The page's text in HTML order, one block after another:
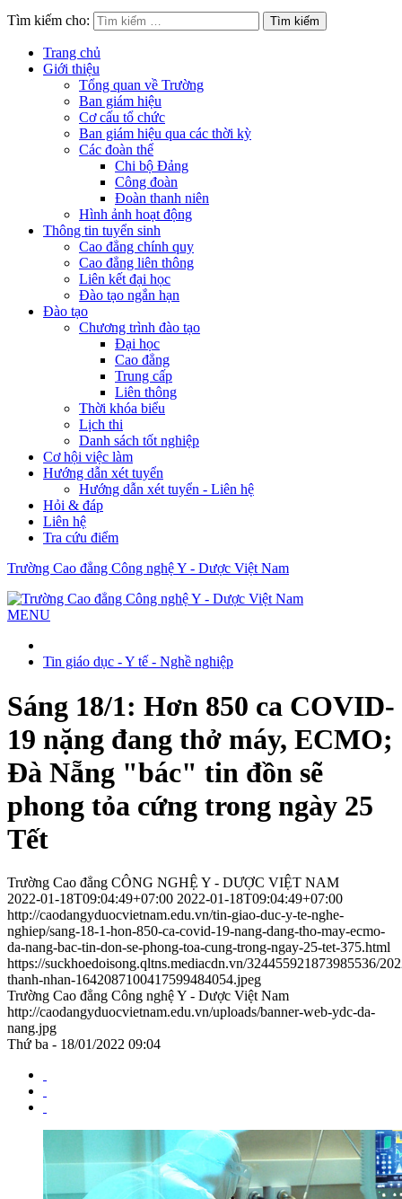
Tìm kiếm cho:
Trang chủ
Giới thiệu
Tổng quan về Trường
Ban giám hiệu
Cơ cấu tổ chức
Ban giám hiệu qua các thời kỳ
Các đoàn thể
Chi bộ Đảng
Công đoàn
Đoàn thanh niên
Hình ảnh hoạt động
Thông tin tuyển sinh
Cao đẳng chính quy
Cao đẳng liên thông
Liên kết đại học
Đào tạo ngắn hạn
Đào tạo
Chương trình đào tạo
Đại học
Cao đẳng
Trung cấp
Liên thông
Thời khóa biểu
Lịch thi
Danh sách tốt nghiệp
Cơ hội việc làm
Hướng dẫn xét tuyển
Hướng dẫn xét tuyển - Liên hệ
Hỏi & đáp
Liên hệ
Tra cứu điểm
Trường Cao đẳng Công nghệ Y - Dược Việt Nam
MENU
Tin giáo dục - Y tế - Nghề nghiệp
Sáng 18/1: Hơn 850 ca COVID-
19 nặng đang thở máy, ECMO;
Đà Nẵng "bác" tin đồn sẽ
phong tỏa cứng trong ngày 25
Tết
Trường Cao đẳng CÔNG NGHỆ Y - DƯỢC VIỆT NAM
2022-01-18T09:04:49+07:00 2022-01-18T09:04:49+07:00
http://caodangyduocvietnam.edu.vn/tin-giao-duc-y-te-nghe-
nghiep/sang-18-1-hon-850-ca-covid-19-nang-dang-tho-may-ecmo-
da-nang-bac-tin-don-se-phong-toa-cung-trong-ngay-25-tet-375.html
https://suckhoedoisong.qltns.mediacdn.vn/324455921873985536/
thanh-nhan-1642087100417599484054.jpeg
Trường Cao đẳng Công nghệ Y - Dược Việt Nam
http://caodangyduocvietnam.edu.vn/uploads/banner-web-ydc-da-
nang.jpg
Thứ ba - 18/01/2022 09:04